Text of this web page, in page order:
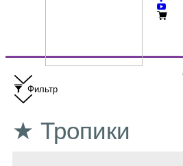
Фильтр
★ Тропики